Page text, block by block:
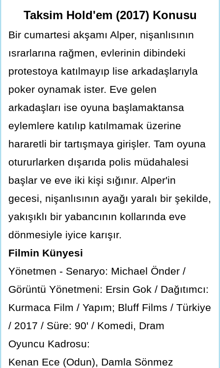
Taksim Hold'em (2017) Konusu
Bir cumartesi akşamı Alper, nişanlısının
ısrarlarına rağmen, evlerinin dibindeki
protestoya katılmayıp lise arkadaşlarıyla
poker oynamak ister. Eve gelen
arkadaşları ise oyuna başlamaktansa
eylemlere katılıp katılmamak üzerine
hararetli bir tartışmaya girişler. Tam oyuna
otururlarken dışarıda polis müdahalesi
başlar ve eve iki kişi sığınır. Alper'in
gecesi, nişanlısının ayağı yaralı bir şekilde,
yakışıklı bir yabancının kollarında eve
dönmesiyle iyice karışır.
Filmin Künyesi
Yönetmen - Senaryo: Michael Önder /
Görüntü Yönetmeni: Ersin Gok / Dağıtımcı:
Kurmaca Film / Yapım; Bluff Films / Türkiye
/ 2017 / Süre: 90' / Komedi, Dram
Oyuncu Kadrosu:
Kenan Ece (Odun), Damla Sönmez